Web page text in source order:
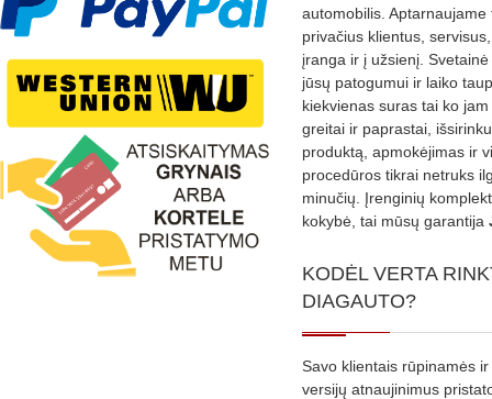
automobilis. Aptarnaujame
privačius klientus,
įranga ir į užsienį.
jūsų patogumui ir laiko
kiekvienas suras tai ko
greitai ir paprastai,
produktą, apmokėjimas ir
procedūros tikrai netruks
minučių. Įrenginių
kokybė, tai mūsų garantija
KODĖL VERTA
DIAGAUTO?
Savo klientais rūpinamės
versijų atnaujinimus